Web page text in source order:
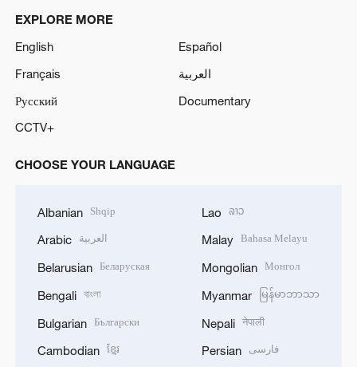
EXPLORE MORE
English
Español
Français
العربية
Русский
Documentary
CCTV+
CHOOSE YOUR LANGUAGE
Albanian Shqip
Arabic العربية
Belarusian Беларуская
Bengali বাংলা
Bulgarian Български
Cambodian ខ្មែរ
Lao ລາວ
Malay Bahasa Melayu
Mongolian Монгол
Myanmar မြန်မာဘာသာ
Nepali नेपाली
Persian فارسی